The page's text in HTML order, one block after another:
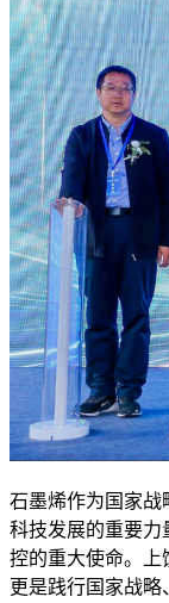
石墨烯作为国家战
科技发展的重要力
控的重大使命。上
更是践行国家战略